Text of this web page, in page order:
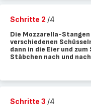
Schritte 2 /4
Die Mozzarella-
verschiedenen
dann in die Eier und
Stäbchen nach und
Schritte 3 /4